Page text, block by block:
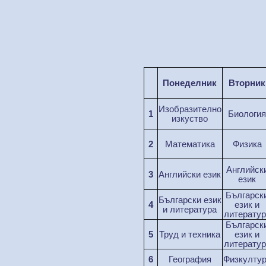
Понеделник Вторник
1 Изобразително
изкуство Биология
2 Математика Физика
3 Английски език
език
4 Български език
и литература
Бълг
език и
5 Труд и техника
Бълг
език и
6
География Ф